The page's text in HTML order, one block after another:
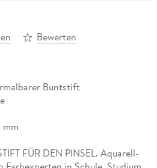
Bewerten
Buntstift
mm
FÜR DEN PINSEL. Aquarell-